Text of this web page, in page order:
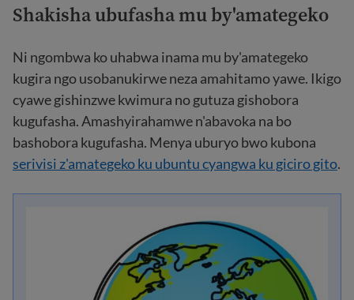
Shakisha ubufasha mu by'amategeko
Ni ngombwa ko uhabwa inama mu by'amategeko
kugira ngo usobanukirwe neza amahitamo yawe. Ikigo
cyawe gishinzwe kwimura no gutuza gishobora
kugufasha. Amashyirahamwe n'abavoka na bo
bashobora kugufasha. Menya uburyo bwo kubona
serivisi z'amategeko ku ubuntu cyangwa ku giciro gito.